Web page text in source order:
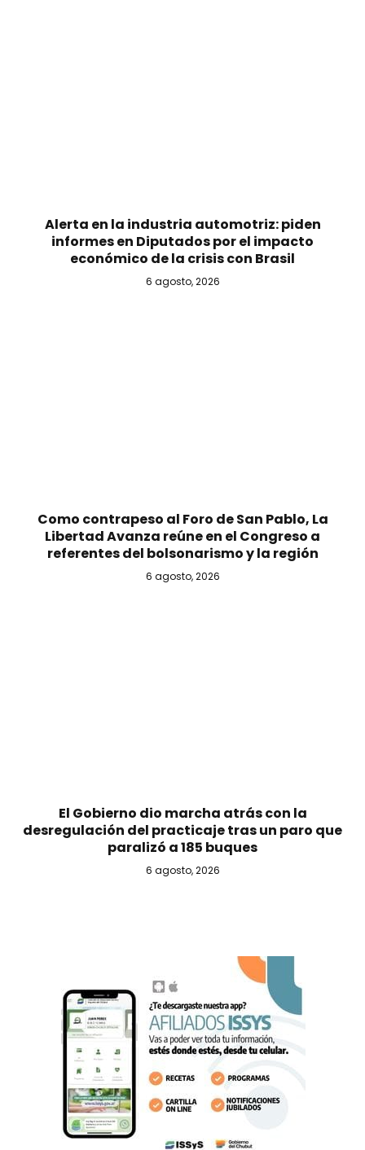
Alerta en la industria automotriz: piden
informes en Diputados por el impacto
económico de la crisis con Brasil
6 agosto, 2026
Como contrapeso al Foro de San Pablo, La
Libertad Avanza reúne en el Congreso a
referentes del bolsonarismo y la región
6 agosto, 2026
El Gobierno dio marcha atrás con la
desregulación del practicaje tras un paro que
paralizó a 185 buques
6 agosto, 2026